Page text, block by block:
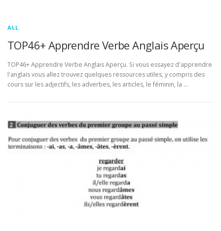
ALL
TOP46+ Apprendre Verbe Anglais Aperçu
TOP46+ Apprendre Verbe Anglais Aperçu. Si vous essayez d'apprendre
l'anglais vous allez trouvez quelques ressources utiles, y compris des
cours sur les adjectifs, les adverbes, les articles, le féminin, la …